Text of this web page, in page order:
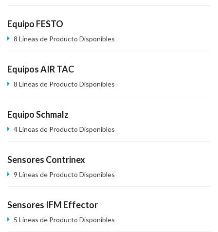
Equipo FESTO
8 Líneas de Producto Disponibles
Equipos AIR TAC
8 Líneas de Producto Disponibles
Equipo Schmalz
4 Líneas de Producto Disponibles
Sensores Contrinex
9 Líneas de Producto Disponibles
Sensores IFM Effector
5 Líneas de Producto Disponibles